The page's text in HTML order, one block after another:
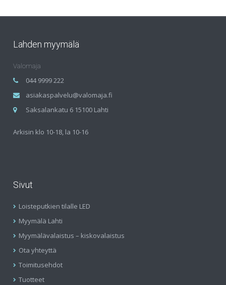
Lahden myymälä
Valomaja
044 9999 222
asiakaspalvelu@valomaja.fi
Saksalankatu 6 15100 Lahti
Arkisin klo 10-18, la 10-16
Sivut
Loisteputkien tilalle LED
Myymälä Lahti
Myymälävalaistus – kiskovalaistus
Ota yhteyttä
Toimitusehdot
Tuotteet